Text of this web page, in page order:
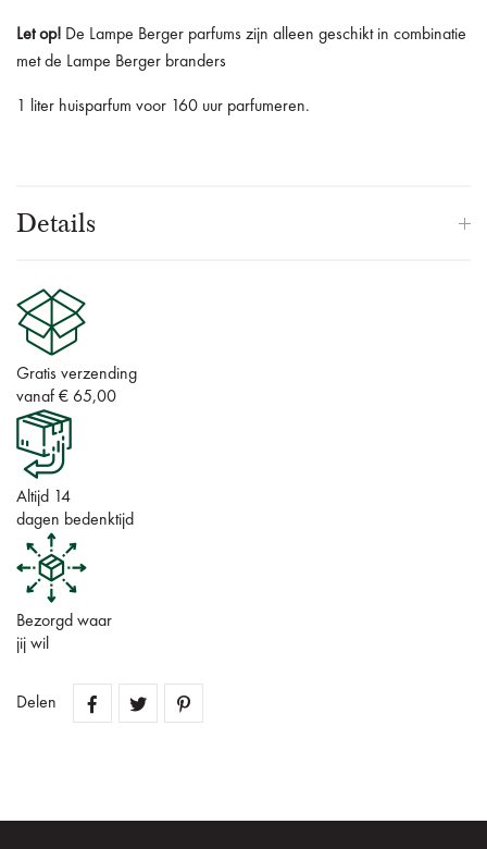
Let op! De Lampe Berger parfums zijn alleen geschikt in combinatie
met de Lampe Berger branders
1 liter huisparfum voor 160 uur parfumeren.
Details
Gratis verzending
vanaf € 65,00
Altijd 14
dagen bedenktijd
Bezorgd waar
jij wil
Delen